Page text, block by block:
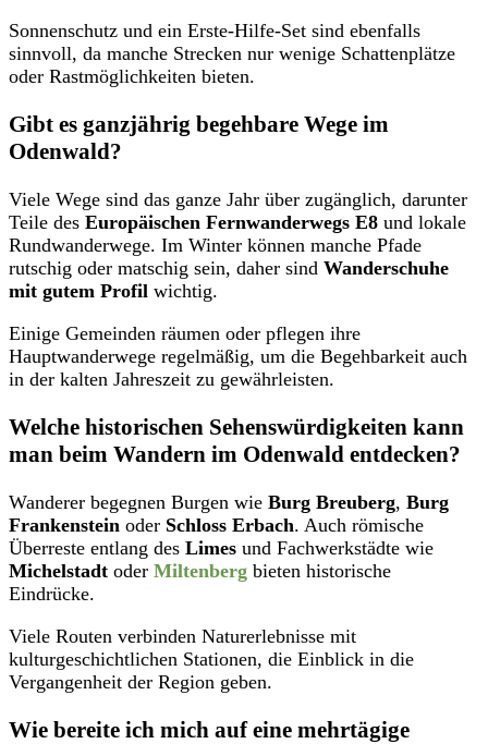
Sonnenschutz und ein Erste-Hilfe-Set sind ebenfalls
sinnvoll, da manche Strecken nur wenige Schattenplätze
oder Rastmöglichkeiten bieten.
Gibt es ganzjährig begehbare Wege im
Odenwald?
Viele Wege sind das ganze Jahr über zugänglich, darunter
Teile des Europäischen Fernwanderwegs E8 und lokale
Rundwanderwege. Im Winter können manche Pfade
rutschig oder matschig sein, daher sind Wanderschuhe
mit gutem Profil wichtig.
Einige Gemeinden räumen oder pflegen ihre
Hauptwanderwege regelmäßig, um die Begehbarkeit auch
in der kalten Jahreszeit zu gewährleisten.
Welche historischen Sehenswürdigkeiten kann
man beim Wandern im Odenwald entdecken?
Wanderer begegnen Burgen wie Burg Breuberg, Burg
Frankenstein oder Schloss Erbach. Auch römische
Überreste entlang des Limes und Fachwerkstädte wie
Michelstadt oder Miltenberg bieten historische
Eindrücke.
Viele Routen verbinden Naturerlebnisse mit
kulturgeschichtlichen Stationen, die Einblick in die
Vergangenheit der Region geben.
Wie bereite ich mich auf eine mehrtägige